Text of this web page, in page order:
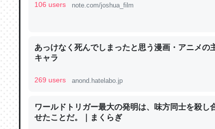
論文では「淡水はカルシウムも酸素も不足してて両方
は」とあって面白い。海にいる鋏角類（カブトガニ・
106 users note.com/joshua_film
あっけなく死んでしまったと思う漫画・アニメの
キャラ
269 users anond.hatelabo.jp
ワールドトリガー最大の発明は、味方同士を殺し
せたことだ。｜まくらぎ